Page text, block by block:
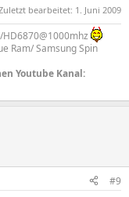
bearbeitet: 1. Juni 2009
Ram/ Samsung Spin
Youtube Kanal:
#9